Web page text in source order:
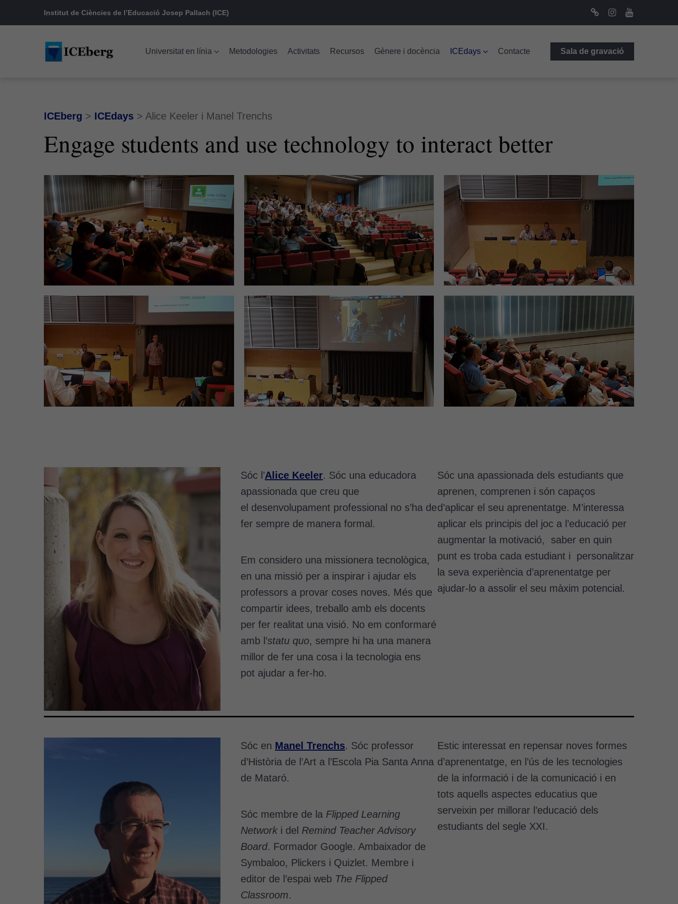
to
navigation
to
to
Institut de Ciències de l’Educació Josep Pallach (ICE)
Universitat en línia Metodologies Activitats Recursos Gènere i docència ICEdays Contacte Sala de gravació
ICEberg > ICEdays > Alice Keeler i Manel Trenchs
Engage students and use technology to interact better
Sóc l’Alice Keeler. Sóc una educadora
apassionada que creu que
el desenvolupament professional no s’ha de
fer sempre de manera formal.
Em considero una missionera tecnològica,
en una missió per a inspirar i ajudar els
professors a provar coses noves. Més que
compartir idees, treballo amb els docents
per fer realitat una visió. No em conformaré
amb l’statu quo, sempre hi ha una manera
millor de fer una cosa i la tecnologia ens
pot ajudar a fer-ho.
Sóc una apassionada dels estudiants que
aprenen, comprenen i són capaços
d’aplicar el seu aprenentatge. M’interessa
aplicar els principis del joc a l’educació per
augmentar la motivació, saber en quin
punt es troba cada estudiant i personalitzar
la seva experiència d’aprenentatge per
ajudar-lo a assolir el seu màxim potencial.
Sóc en Manel Trenchs. Sóc professor
d’Història de l’Art a l’Escola Pia Santa Anna
de Mataró.
Sóc membre de la Flipped Learning
Networki del Remind Teacher Advisory
Board. Formador Google. Ambaixador de
Symbaloo, Plickers i Quizlet. Membre i
editor de l’espai web The Flipped
Classroom.
Estic interessat en repensar noves formes
d’aprenentatge, en l’ús de les tecnologies
de la informació i de la comunicació i en
tots aquells aspectes educatius que
serveixin per millorar l’educació dels
estudiants del segle XXI.